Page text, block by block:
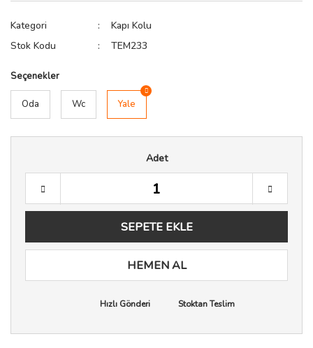
Kategori
Kapı Kolu
Stok Kodu
TEM233
Seçenekler
Oda Wc Yale
Adet
SEPETE EKLE
HEMEN AL
Hızlı Gönderi Stoktan Teslim